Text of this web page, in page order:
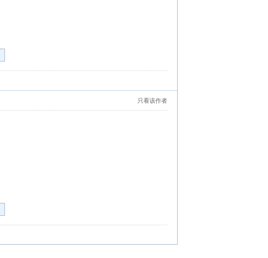
只看该作者